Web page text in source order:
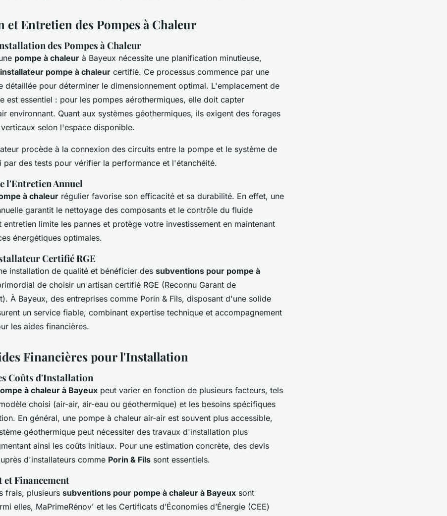
et Entretien des Pompes à Chaleur
des Pompes à Chaleur
pompe à chaleur à Bayeux nécessite une planification minutieuse,
installateur pompe à chaleur certifié. Ce processus commence par une
détaillée pour déterminer le dimensionnement optimal. L'emplacement de
est essentiel : pour les pompes aérothermiques, elle doit capter
environnant. Quant aux systèmes géothermiques, ils exigent des forages
selon l'espace disponible.
procède à la connexion des circuits entre la pompe et le système de
par des tests pour vérifier la performance et l'étanchéité.
l'Entretien Annuel
à chaleur régulier favorise son efficacité et sa durabilité. En effet, une
garantit le nettoyage des composants et le contrôle du fluide
limite les pannes et protège votre investissement en maintenant
énergétiques optimales.
Certifié RGE
installation de qualité et bénéficier des subventions pour pompe à
de choisir un artisan certifié RGE (Reconnu Garant de
À Bayeux, des entreprises comme Porin & Fils, disposant d'une solide
un service fiable, combinant expertise technique et accompagnement
les aides financières.
Financières pour l'Installation
Coûts d'Installation
à chaleur à Bayeux peut varier en fonction de plusieurs facteurs, tels
choisi (air-air, air-eau ou géothermique) et les besoins spécifiques
En général, une pompe à chaleur air-air est souvent plus accessible,
géothermique peut nécessiter des travaux d'installation plus
ainsi les coûts initiaux. Pour une estimation concrète, des devis
d'installateurs comme Porin & Fils sont essentiels.
et Financement
frais, plusieurs subventions pour pompe à chaleur à Bayeux sont
elles, MaPrimeRénov' et les Certificats d’Économies d’Énergie (CEE)